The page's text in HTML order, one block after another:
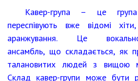
Кавер-група – це група
переспівують вже відомі
аранжування. Це вокально-
ансамбль, що складається, як
талановитих людей з вищою
Склад кавер-групи може бути